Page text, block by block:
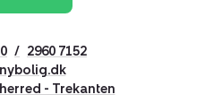
2960 7152
- Trekanten